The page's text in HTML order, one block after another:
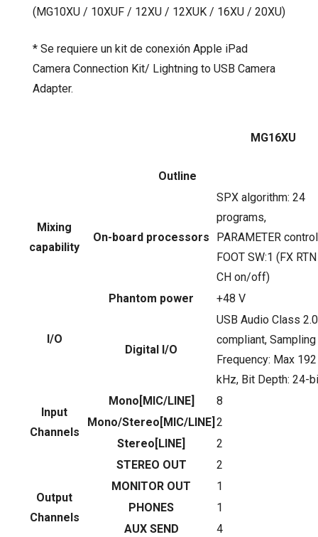
(MG10XU / 10XUF / 12XU / 12XUK / 16XU / 20XU)
* Se requiere un kit de conexión Apple iPad
Camera Connection Kit/ Lightning to USB Camera
Adapter.
MG16XU
Outline
Mixing
capability
On-board processors
SPX algorithm: 24
programs,
PARAMETER
FOOT SW:1 (FX RTN
CH on/off)
I/O
Phantom power +48 V
Digital I/O
USB Audio Class 2.0
compliant, Sampling
Frequency: Max 192
kHz, Bit Depth: 24-
Input
Channels
Mono[MIC/LINE]
8
Mono/Stereo[MIC/LINE] 2
Stereo[LINE]
2
Output
Channels
STEREO OUT
2
MONITOR OUT
1
PHONES
1
AUX SEND
4